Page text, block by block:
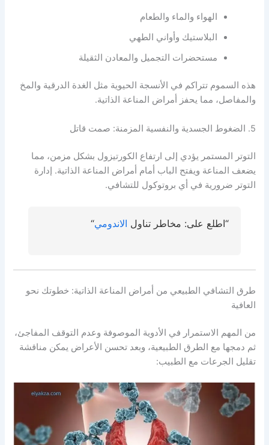
الهواء والماء والطعام
البلاستيك وأواني الطهي
مستحضرات التجميل والمعادن الثقيلة
هذه السموم تتراكم في الأنسجة الحيوية مثل الغدة الدرقية والمخ
والمفاصل، مما يحفز أمراض المناعة الذاتية.
5. الضغوط الجسدية والنفسية المزمنة: صمت قاتل
التوتر المستمر يؤدي إلى ارتفاع الكورتيزول بشكل مزمن، مما
يضعف المناعة ويفتح الباب أمام أمراض المناعة الذاتية. إدارة
التوتر ضرورية في أي بروتوكول للتشافي.
“اطلع على: مخاطر تناول الاندومي“
طرق التشافي الطبيعي من أمراض المناعة الذاتية: خطوتك نحو
العافية
من المهم الاستمرار في الأدوية الموصوفة وعدم التوقف المفاجئ،
ثم دمجها مع الطرق الطبيعية، وبعد تحسن الأعراض يمكن مناقشة
تقليل الجرعات مع الطبيب: